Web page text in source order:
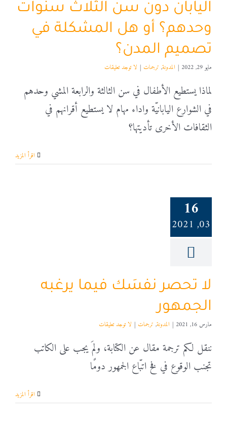
اليابان دون سن الثلاث سنوات
وحدهم؟ أو هل المشكلة في
تصميم المدن؟
مايو 29, 2022 | المدونة, ترجمات | لا توجد تعليقات
لماذا يستطيع الأطفال في سن الثالثة والرابعة المشي وحدهم
في الشوارع اليابانيّة واداء مهام لا يستطيع أقرانهم في
الثقافات الأخرى تأديتها؟
16
03, 2021
لا تحصر نفسَك فيما يرغبه
الجمهور
مارس 16, 2021 | المدونة, ترجمات | لا توجد تعليقات
ننقل لكم ترجمة مقال عن الكتابة، ولمَ يجب على الكاتب
تجنب الوقوع في فخ اتبّاع الجمهور دومًا